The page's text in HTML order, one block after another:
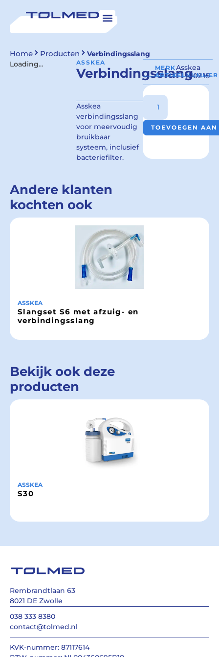
Home Producten
Verbindingsslang
Loading...
ASSKEA
Verbindingsslang
Asskea
verbindingsslang
voor meervoudig
bruikbaar
systeem, inclusief
bacteriefilter.
MERKAsskea
ARTIKELNUMMER
100215
TOEVOEGEN
Andere klanten
kochten ook
ASSKEA
Slangset S6 met afzuig- en
verbindingsslang
Bekijk ook deze
producten
ASSKEA
S30
Rembrandtlaan 63
8021 DE Zwolle
038 333 8380
contact@tolmed.nl
KVK-nummer: 87117614